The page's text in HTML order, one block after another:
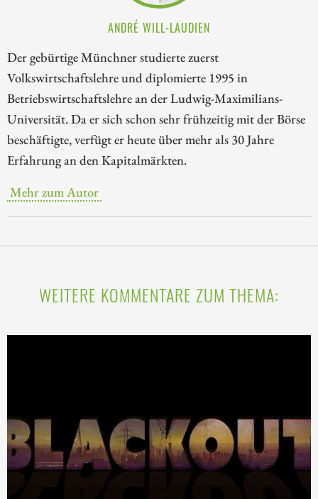
ANDRÉ WILL-LAUDIEN
Der gebürtige Münchner studierte zuerst
Volkswirtschaftslehre und diplomierte 1995 in
Betriebswirtschaftslehre an der Ludwig-Maximilians-
Universität. Da er sich schon sehr frühzeitig mit der Börse
beschäftigte, verfügt er heute über mehr als 30 Jahre
Erfahrung an den Kapitalmärkten.
Mehr zum Autor
WEITERE KOMMENTARE ZUM THEMA: